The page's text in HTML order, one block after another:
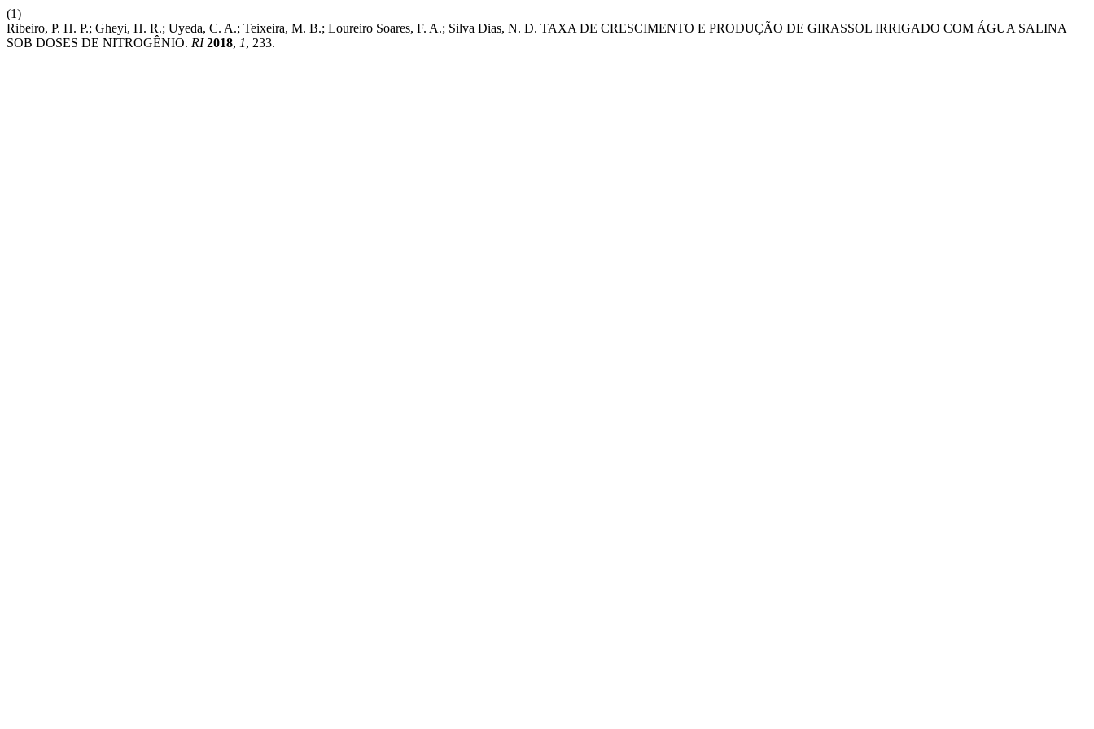
(1)
Ribeiro, P. H. P.; Gheyi, H. R.; Uyeda, C. A.; Teixeira, M. B.; Loureiro Soares, F. A.; Silva Dias, N. D. TAXA DE CRESCIMENTO E PRODUÇÃO DE GIRASSOL IRRIGADO COM ÁGUA SALINA
SOB DOSES DE NITROGÊNIO. RI 2018, 1, 233.